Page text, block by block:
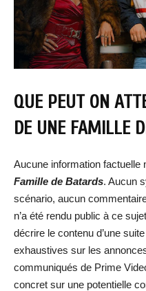
QUE PEUT ON
DE UNE FAMILLE
Aucune information factuelle
Famille de Batards. Aucun
scénario, aucun
n’a été rendu public à ce
décrire le contenu d’une
exhaustives sur les
communiqués de Prime
concret sur une potentielle